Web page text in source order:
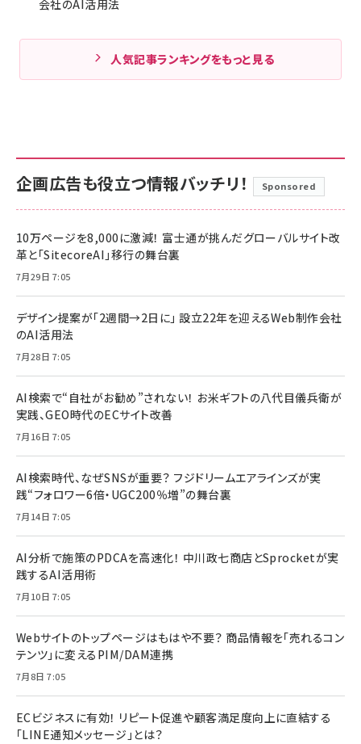
会社のAI活用法
人気記事ランキングをもっと見る
企画広告も役立つ情報バッチリ！ Sponsored
10万ページを8,000に激減！ 富士通が挑んだグローバルサイト改
革と「SitecoreAI」移行の舞台裏
7月29日 7:05
デザイン提案が「2週間→2日に」 設立22年を迎えるWeb制作会社
のAI活用法
7月28日 7:05
AI検索で“自社がお勧め”されない！ お米ギフトの八代目儀兵衛が
実践、GEO時代のECサイト改善
7月16日 7:05
AI検索時代、なぜSNSが重要？ フジドリームエアラインズが実
践“フォロワー6倍・UGC200％増”の舞台裏
7月14日 7:05
AI分析で施策のPDCAを高速化！ 中川政七商店とSprocketが実
践するAI活用術
7月10日 7:05
Webサイトのトップページはもはや不要？ 商品情報を「売れるコン
テンツ」に変えるPIM/DAM連携
7月8日 7:05
ECビジネスに有効！ リピート促進や顧客満足度向上に直結する
「LINE通知メッセージ」とは？